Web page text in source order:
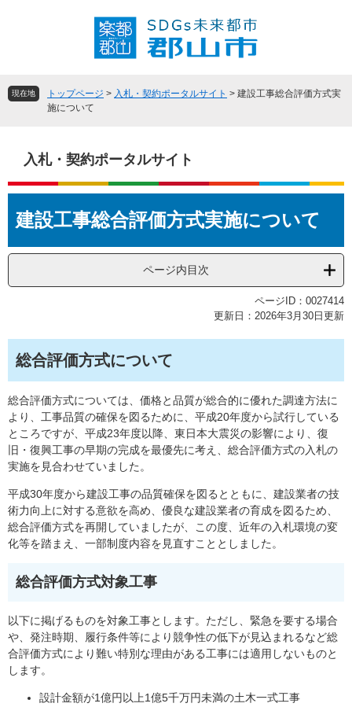
頭
飛
へ
現在地 トップページ > 入札・契約ポータルサイト > 建設工事総合評価方式実
施について
入札・契約ポータルサイト
文建設工事総合評価方式実施について
ページ内目次
ページID：0027414
更新日：2026年3月30日更新
総合評価方式について
総合評価方式については、価格と品質が総合的に優れた調達方法に
より、工事品質の確保を図るために、平成20年度から試行している
ところですが、平成23年度以降、東日本大震災の影響により、復
旧・復興工事の早期の完成を最優先に考え、総合評価方式の入札の
実施を見合わせていました。
平成30年度から建設工事の品質確保を図るとともに、建設業者の技
術力向上に対する意欲を高め、優良な建設業者の育成を図るため、
総合評価方式を再開していましたが、この度、近年の入札環境の変
化等を踏まえ、一部制度内容を見直すこととしました。
総合評価方式対象工事
以下に掲げるものを対象工事とします。ただし、緊急を要する場合
や、発注時期、履行条件等により競争性の低下が見込まれるなど総
合評価方式により難い特別な理由がある工事には適用しないものと
します。
設計金額が1億円以上1億5千万円未満の土木一式工事